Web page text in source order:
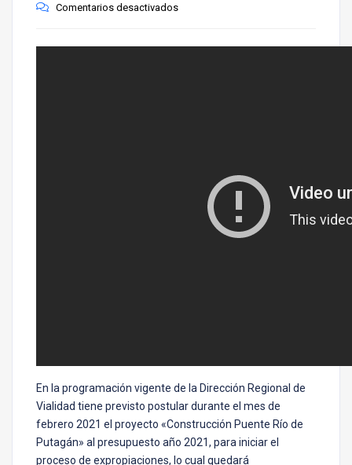
Comentarios desactivados
En la programación vigente de la Dirección Regional de
Vialidad tiene previsto postular durante el mes de
febrero 2021 el proyecto «Construcción Puente Río de
Putagán» al presupuesto año 2021, para iniciar el
proceso de expropiaciones, lo cual quedará